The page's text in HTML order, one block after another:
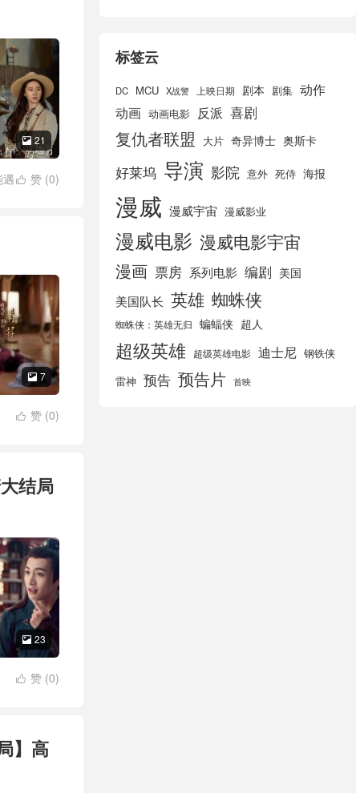
 21
 赞 (0)
 7
 赞 (0)
结局
 23
 赞 (0)
】高
标签云
DC MCU X战警 上映日期 剧本 剧集 动作
动画 动画电影 反派 喜剧
复仇者联盟 大片 奇异博士 奥斯卡
好莱坞 导演 影院 意外 死侍 海报
漫威 漫威宇宙 漫威影业
漫威电影 漫威电影宇宙
漫画 票房 系列电影 编剧 美国
美国队长 英雄 蜘蛛侠
蜘蛛侠：英雄无归 蝙蝠侠 超人
超级英雄 超级英雄电影 迪士尼 钢铁侠
雷神 预告 预告片 首映